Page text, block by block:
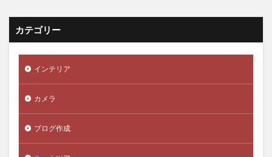
カテゴリー
インテリア
カメラ
ブログ作成